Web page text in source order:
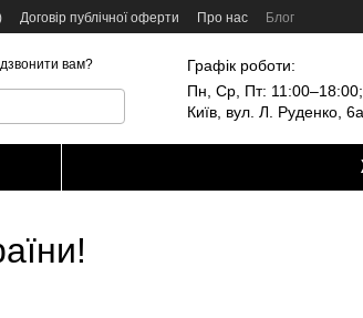
Договір публічної оферти Про нас Блог
вам?
Графік роботи:
Пн, Ср, Пт:
Київ, вул. Л. Руденко,